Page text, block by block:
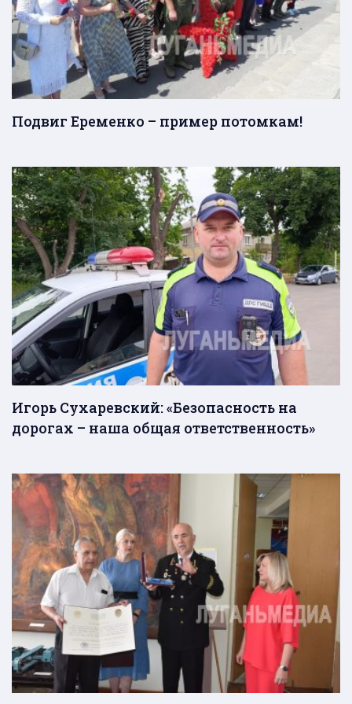
Подвиг Еременко – пример потомкам!
Игорь Сухаревский: «Безопасность на
дорогах – наша общая ответственность»